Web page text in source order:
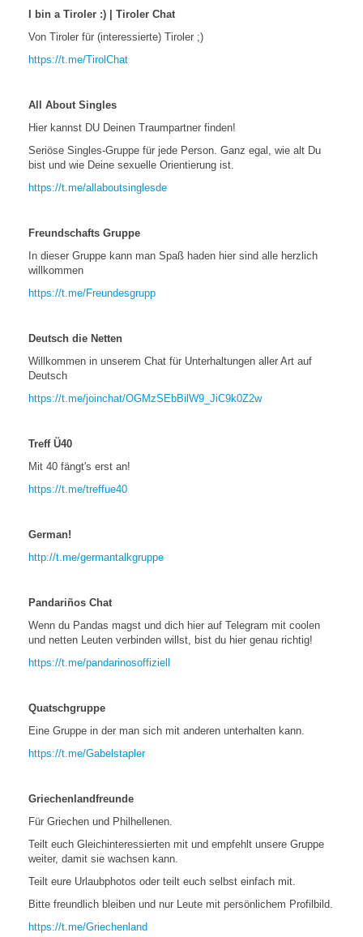
I bin a Tiroler :) | Tiroler Chat
Von Tiroler für (interessierte) Tiroler ;)
https://t.me/TirolChat
All About Singles
Hier kannst DU Deinen Traumpartner finden!
Seriöse Singles-Gruppe für jede Person. Ganz egal, wie alt Du
bist und wie Deine sexuelle Orientierung ist.
https://t.me/allaboutsinglesde
Freundschafts Gruppe
In dieser Gruppe kann man Spaß haden hier sind alle herzlich
willkommen
https://t.me/Freundesgrupp
Deutsch die Netten
Willkommen in unserem Chat für Unterhaltungen aller Art auf
Deutsch
https://t.me/joinchat/OGMzSEbBilW9_JiC9k0Z2w
Treff Ü40
Mit 40 fängt's erst an!
https://t.me/treffue40
German!
http://t.me/germantalkgruppe
Pandariños Chat
Wenn du Pandas magst und dich hier auf Telegram mit coolen
und netten Leuten verbinden willst, bist du hier genau richtig!
https://t.me/pandarinosoffiziell
Quatschgruppe
Eine Gruppe in der man sich mit anderen unterhalten kann.
https://t.me/Gabelstapler
Griechenlandfreunde
Für Griechen und Philhellenen.
Teilt euch Gleichinteressierten mit und empfehlt unsere Gruppe
weiter, damit sie wachsen kann.
Teilt eure Urlaubphotos oder teilt euch selbst einfach mit.
Bitte freundlich bleiben und nur Leute mit persönlichem Profilbild.
https://t.me/Griechenland